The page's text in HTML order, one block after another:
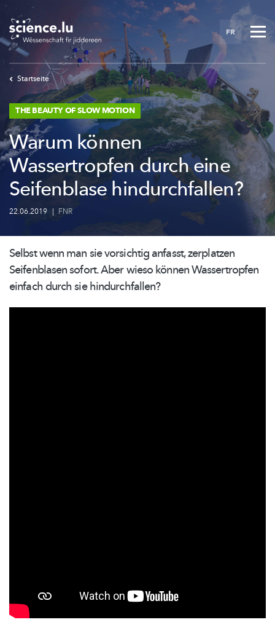
Skip
main
content
FR
Startseite
THE BEAUTY OF SLOW MOTION
Warum können
Wassertropfen durch eine
Seifenblase hindurchfallen?
22.06.2019 | FNR
Selbst wenn man sie vorsichtig anfasst, zerplatzen
Seifenblasen sofort. Aber wieso können Wassertropfen
einfach durch siehindurchfallen?